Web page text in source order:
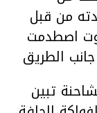
من قبل
اصطدمت
الطريق
تبين